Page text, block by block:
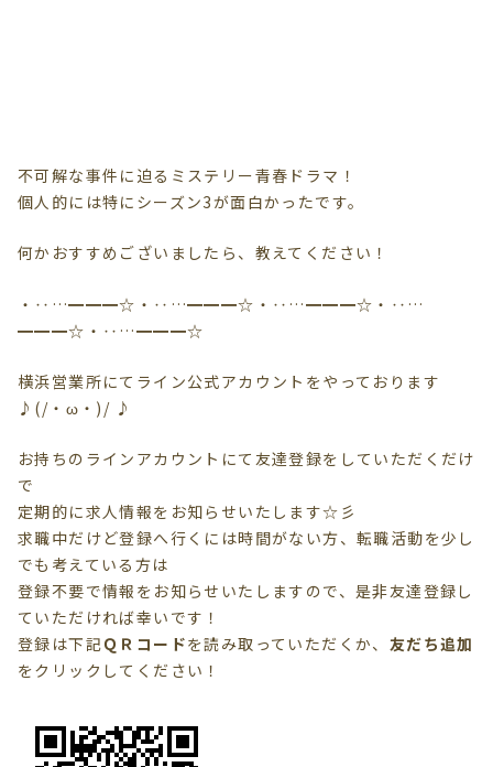
不可解な事件に迫るミステリー青春ドラマ！
個人的には特にシーズン3が面白かったです。
何かおすすめございましたら、教えてください！
・‥…━━━☆・‥…━━━☆・‥…━━━☆・‥…
━━━☆・‥…━━━☆
横浜営業所にてライン公式アカウントをやっております
♪(/・ω・)/ ♪
お持ちのラインアカウントにて友達登録をしていただくだけ
で
定期的に求人情報をお知らせいたします☆彡
求職中だけど登録へ行くには時間がない方、転職活動を少し
でも考えている方は
登録不要で情報を お知らせいたしますので、是非友達登録し
ていただければ幸いです！
登録は下記ＱＲコードを読み取っていただくか、 友だち追加
をクリック してください！